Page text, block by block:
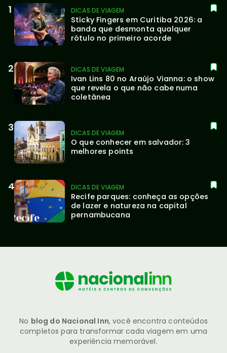
DICAS DE VIAGEM
Sticky Fingers em Curitiba 2026: a
banda que desmonta qualquer
rótulo no primeiro acorde
DICAS DE VIAGEM
Ivan Lins 80 no Araújo Vianna: o show
que revela o que não cabe numa
coletânea
DICAS DE VIAGEM
O que conhecer em salvador: 3
melhores points
DICAS DE VIAGEM
Recife parques: conheça as opções
de lazer e natureza na capital
pernambucana
No blog do Nacional Inn, você encontra conteúdos
completos para transformar cada viagem em uma
experiência memorável.